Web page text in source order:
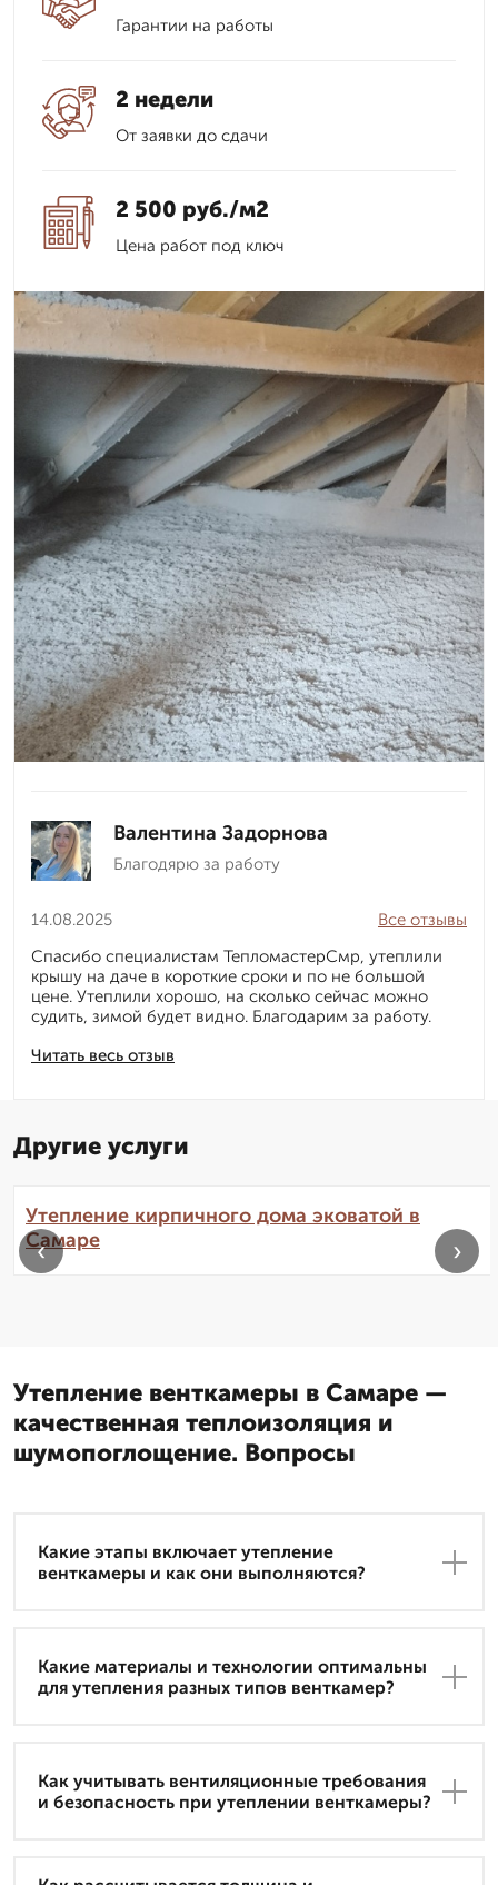
Гарантии на работы
2 недели
От заявки до сдачи
2 500 руб./м2
Цена работ под ключ
Валентина Задорнова
Благодярю за работу
14.08.2025
Читать весь отзыв
Все отзывы
Спасибо специалистам ТепломастерСмр, утеплили
крышу на даче в короткие сроки и по не большой
цене. Утеплили хорошо, на сколько сейчас можно
судить, зимой будет видно. Благодарим за работу.
Другие услуги
Утепление кирпичного дома эковатой в
Самаре
‹ ›
Утепление венткамеры в Самаре —
качественная теплоизоляция и
шумопоглощение. Вопросы
Какие этапы включает утепление
венткамеры и как они выполняются?
Какие материалы и технологии оптимальны
для утепления разных типов венткамер?
Как учитывать вентиляционные требования
и безопасность при утеплении венткамеры?